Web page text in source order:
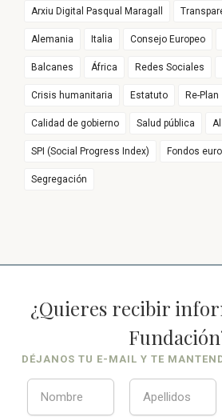
Arxiu Digital Pasqual Maragall
Alemania Italia Consejo Europeo
Balcanes África Redes Sociales
Crisis humanitaria Estatuto Re-Plan
Calidad de gobierno Salud pública
SPI (Social Progress Index) Fondos
Segregación
¿Quieres recibir
DÉJANOS TU E-MAIL Y TE